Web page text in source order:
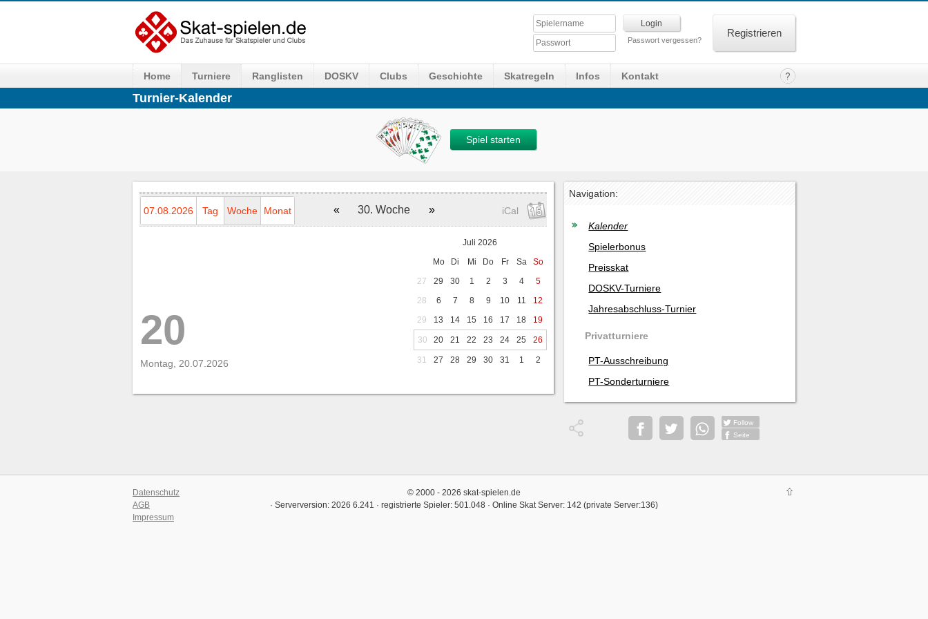
Passwort vergessen?
Registrieren
Home Turniere Ranglisten DOSKV Clubs Geschichte Skatregeln Infos Kontakt
Turnier-Kalender
Spiel starten
07.08.2026 Tag Woche Monat « 30. Woche » iCal
20
Montag, 20.07.2026
Juli 2026
Mo
Di Mi Do Fr Sa
So
27
29 30 1 2 3 4
5
28
6 7 8 9 10 11
12
29
13 14 15 16 17 18 19
30 20 21 22 23 24 25 26
31 27 28 29 30 31 1 2
Navigation:
Kalender
Spielerbonus
Preisskat
DOSKV-Turniere
Jahresabschluss-Turnier
Privatturniere
PT-Ausschreibung
PT-Sonderturniere
Follow
Seite
Datenschutz
AGB
Impressum
© 2000 - 2026 skat-spielen.de
· Serverversion: 2026 6.241 · registrierte Spieler: 501.048 · Online Skat Server: 142 (private Server:136)